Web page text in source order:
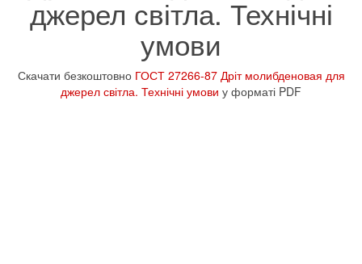
джерел світла. Технічні
умови
Скачати безкоштовно ГОСТ 27266-87 Дріт молибденовая для
джерел світла. Технічні умови у форматі PDF